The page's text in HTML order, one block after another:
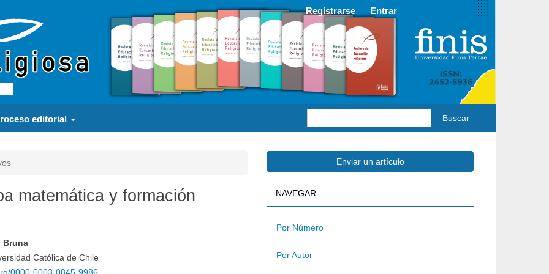
Registrarse Entrar
editorial Buscar
matemática y formación
Bruna
Católica de Chile
Enviar
un
artículo
Enviar un artículo
BUSQUEDA
NAVEGAR
Por Número
Por Autor